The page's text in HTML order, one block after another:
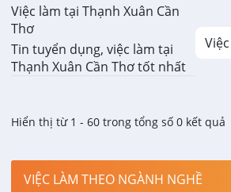
Việc làm tại Thạnh Xuân Cần
Thơ
Tin tuyển dụng, việc làm tại
Thạnh Xuân Cần Thơ tốt nhất
Hiển thị từ 1 - 60 trong tổng số 0 kết quả
VIỆC LÀM THEO NGÀNH NGHỀ